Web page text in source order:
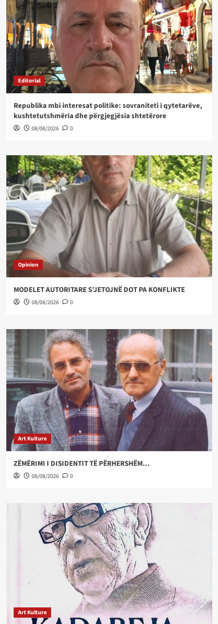
Editorial
Republika mbi interesat politike: sovraniteti i qytetarëve,
kushtetutshmëria dhe përgjegjësia shtetërore
08/08/2026 0
Opinion
MODELET AUTORITARE S’JETOJNË DOT PA KONFLIKTE
08/08/2026 0
Art Kulture
ZËMËRIMI I DISIDENTIT TË PËRHERSHËM…
08/08/2026 0
Art Kulture